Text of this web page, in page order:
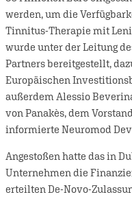
werden, um die
Tinnitus-Therapie mit
wurde unter der Leitung
Partners bereitgestellt,
Europäischen
außerdem Alessio
von Panakès, dem
informierte Neuromod
Angestoßen hatte das in
Unternehmen die
erteilten De-Novo-